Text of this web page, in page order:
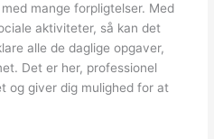
mange forpligtelser. Med
aktiviteter, så kan det
alle de daglige opgaver,
Det er her, professionel
og giver dig mulighed for at